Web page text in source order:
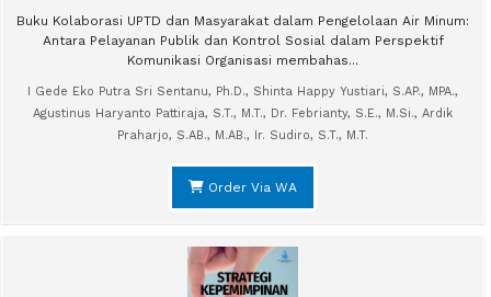
Buku Kolaborasi UPTD dan Masyarakat dalam Pengelolaan Air Minum:
Antara Pelayanan Publik dan Kontrol Sosial dalam Perspektif
Komunikasi Organisasi membahas...
I Gede Eko Putra Sri Sentanu, Ph.D., Shinta Happy Yustiari, S.AP., MPA.,
Agustinus Haryanto Pattiraja, S.T., M.T., Dr. Febrianty, S.E., M.Si., Ardik
Praharjo, S.AB., M.AB., Ir. Sudiro, S.T., M.T.
Order Via WA